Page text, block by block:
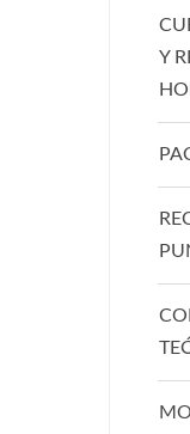
Y